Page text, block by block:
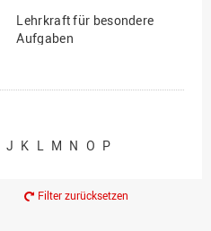
Lehrkraft für besondere
Aufgaben
Professor*innen im
J K L M N O P
Filter zurücksetzen